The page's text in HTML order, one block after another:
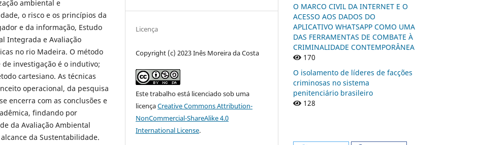
ambiental e
o risco e os princípios da
e da informa­ção, Estudo
Integrada e Avalia­ção
no rio Madeira. O método
investigação é o indutivo;
cartesiano. As técnicas
operacional, da pesquisa
encerra com as conclusões e
findando por
da Avaliação Ambiental
da Sustentabilidade.
Licença
Copyright (c) 2023 Inês Moreira da Costa
Este trabalho está licenciado sob uma
licençaCreative Commons Attribution-
NonCommercial-ShareAlike 4.0
International License.
O MARCO CIVIL DA INTERNET E O
ACESSO AOS DADOS DO
APLICATIVO WHATSAPP COMO UMA
DAS FERRAMENTAS DE COMBATE À
CRIMINALIDADE CONTEMPORÂNEA
170
O isolamento de líderes de facções
criminosas no sistema
penitenciário brasileiro
128